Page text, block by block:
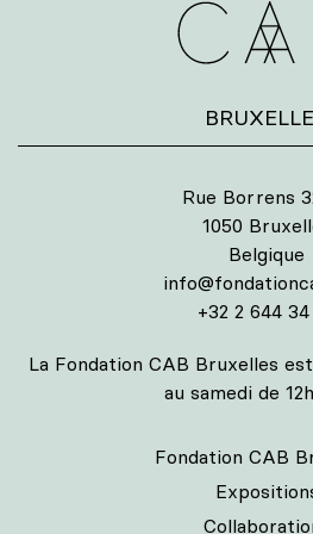
Rue Borrens
1050
Belgique
+32 2 644 34
La Fondation CAB Bruxelles
au samedi de
Fondation CAB